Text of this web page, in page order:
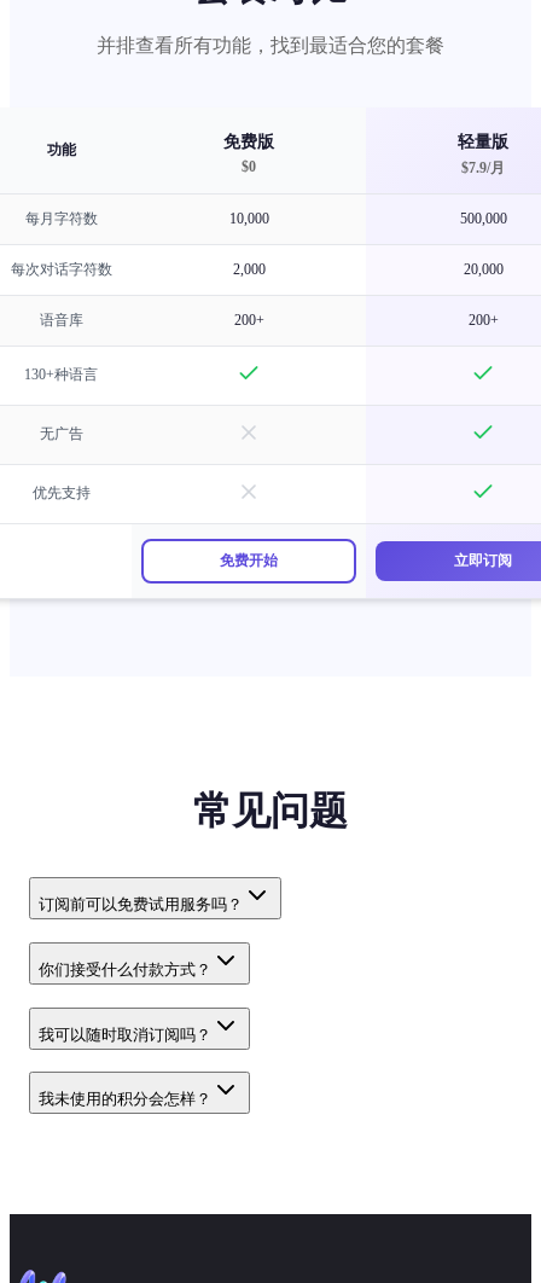
并排查看所有功能，找到最适合您的套餐
功能 免费版
$0
轻量版
$7.9/月
每月字符数 10,000 500,000
每次对话字符数 2,000 20,000
语音库 200+ 200+
130+种语言
无广告
优先支持
免费开始 立即订阅
常见问题
订阅前可以免费试用服务吗？
你们接受什么付款方式？
我可以随时取消订阅吗？
我未使用的积分会怎样？